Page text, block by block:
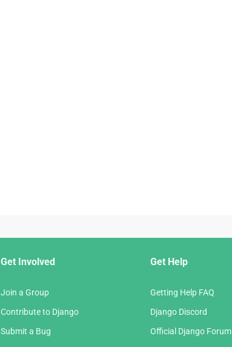
Get Involved
Join a Group
Contribute to Django
Submit a Bug
Get Help
Getting Help FAQ
Django Discord
Official Django Forum